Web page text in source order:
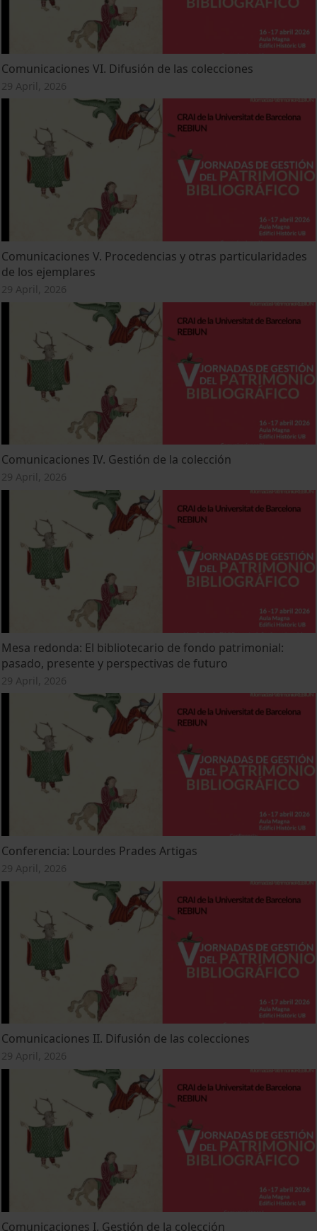
Comunicaciones VI. Difusión de las colecciones
29 April, 2026
Comunicaciones V. Procedencias y otras particularidades
de los ejemplares
29 April, 2026
Comunicaciones IV. Gestión de la colección
29 April, 2026
Mesa redonda: El bibliotecario de fondo patrimonial:
pasado, presente y perspectivas de futuro
29 April, 2026
Conferencia: Lourdes Prades Artigas
29 April, 2026
Comunicaciones II. Difusión de las colecciones
29 April, 2026
Comunicaciones I. Gestión de la colección